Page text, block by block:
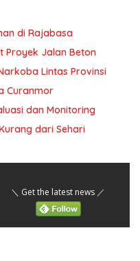
di Rajabasa
Proyek Jalan Beton
Lintas Provinsi
Curanmor
dan Monitoring
dari Sehari
＼ Get the latest news ／